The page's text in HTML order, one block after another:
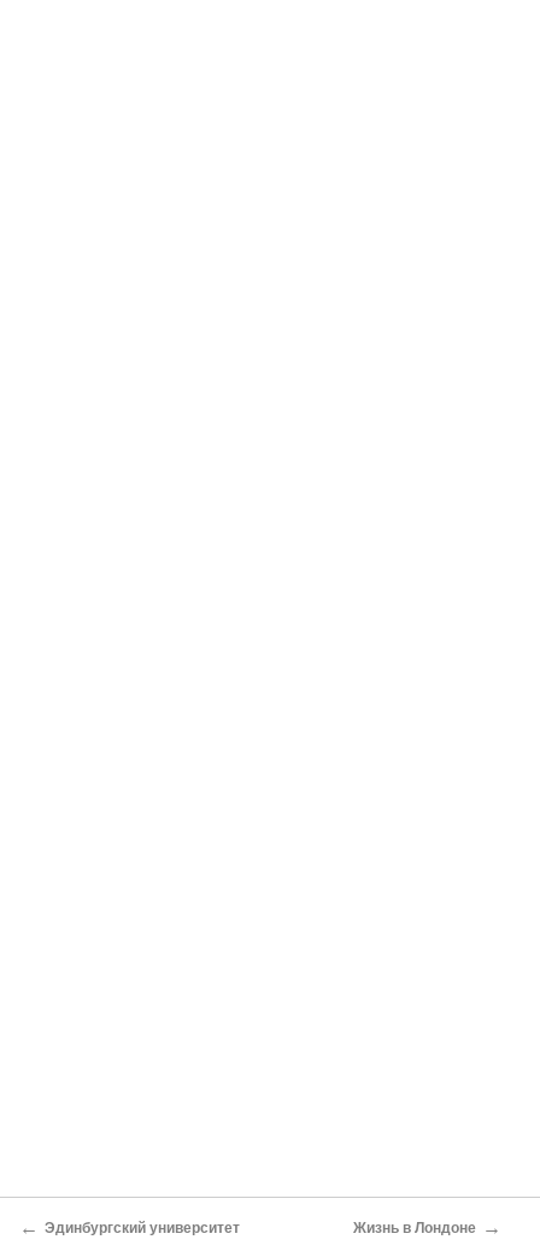
← Эдинбургский университет Жизнь в Лондоне →